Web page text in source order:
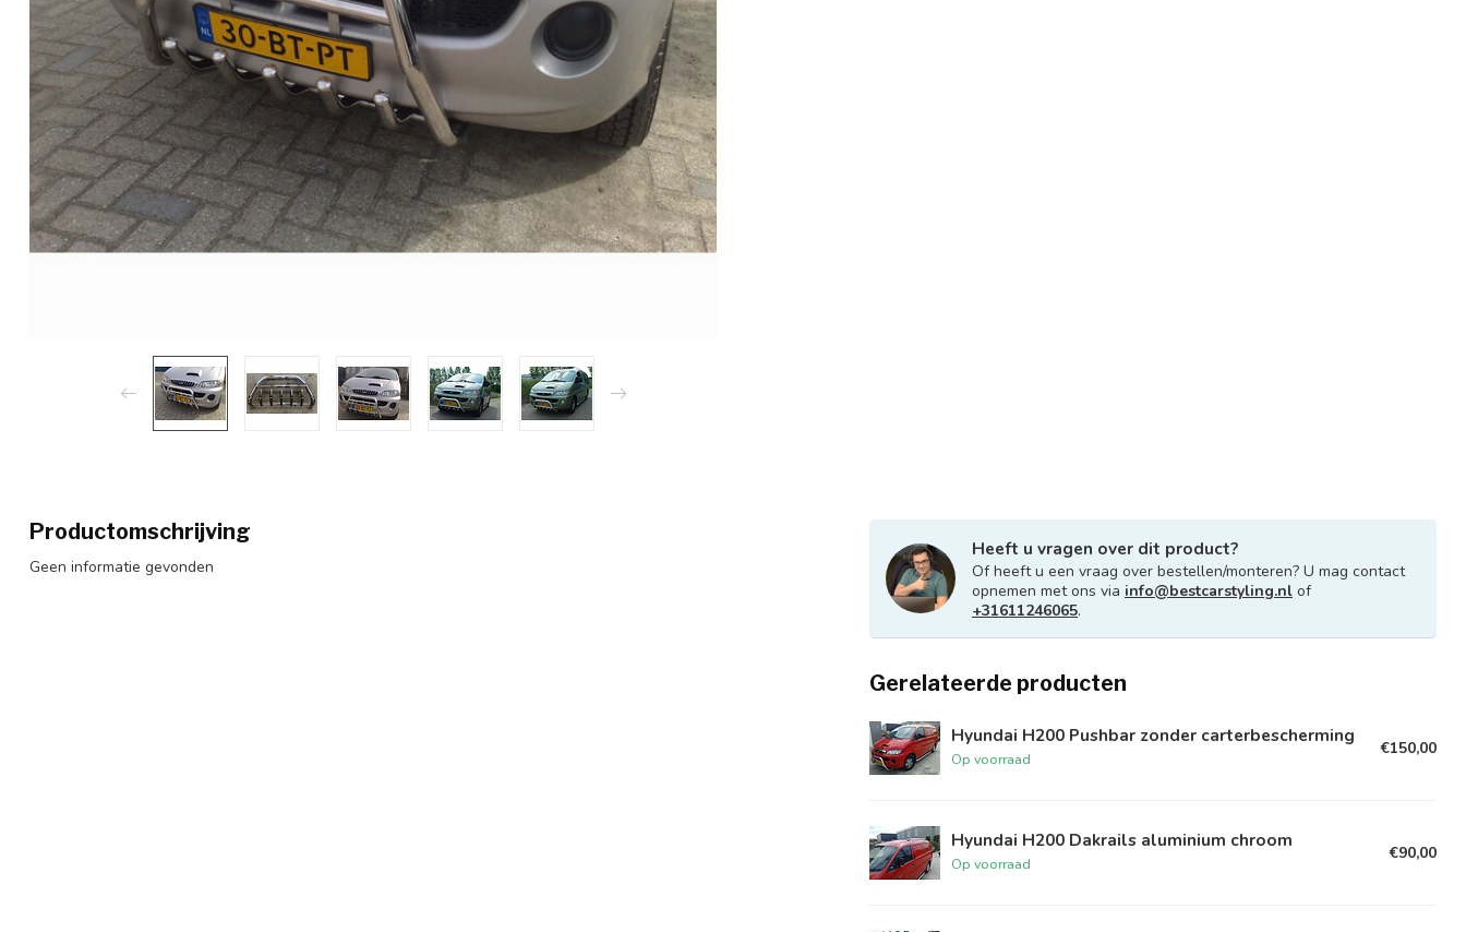
Productomschrijving
Geen informatie gevonden
Heeft u vragen over dit product?
Of heeft u een vraag over bestellen/monteren? U mag contact
opnemen met ons via info@bestcarstyling.nl of
+31611246065.
Gerelateerde producten
Hyundai H200 Pushbar zonder carterbescherming
Op voorraad
€150,00
Hyundai H200 Dakrails aluminium chroom
Op voorraad
€90,00